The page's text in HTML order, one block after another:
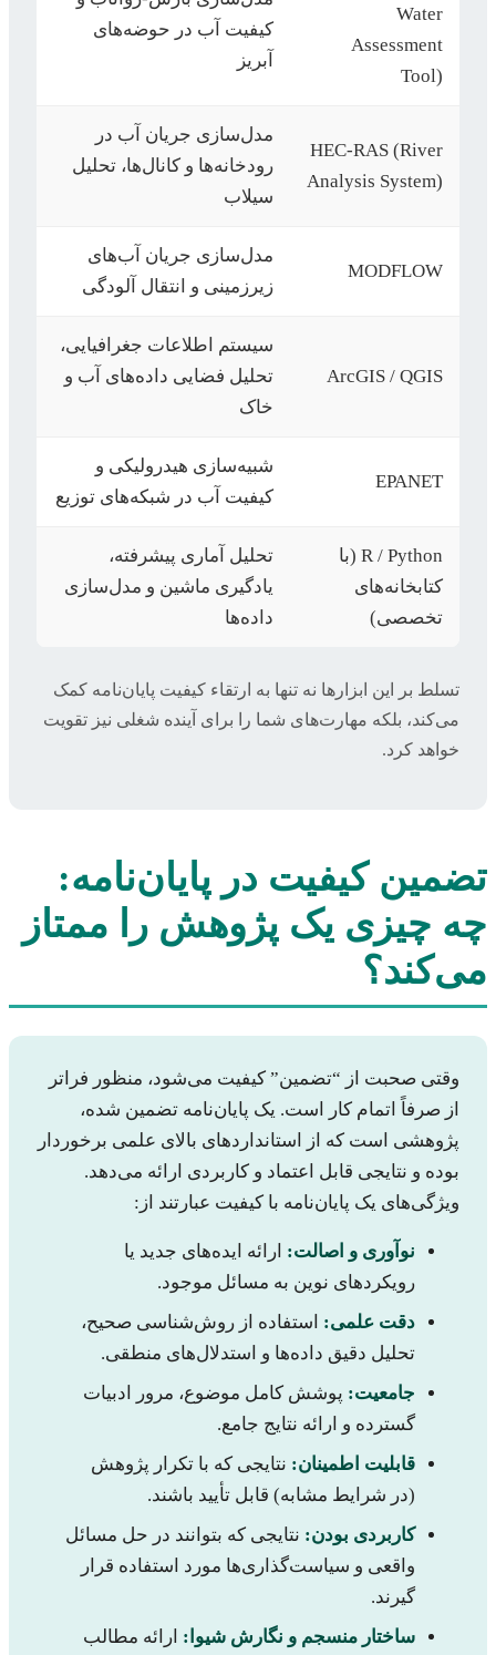
Water
Assessment
Tool)
کیفیت آب در حوضه‌های
آبریز
HEC-RAS (River
Analysis System)
مدل‌سازی جریان آب در
رودخانه‌ها و کانال‌ها، تحلیل
سیلاب
MODFLOW
مدل‌سازی جریان آب‌های
زیرزمینی و انتقال آلودگی
ArcGIS / QGIS
سیستم اطلاعات جغرافیایی،
تحلیل فضایی داده‌های آب و
خاک
EPANET
شبیه‌سازی هیدرولیکی و
کیفیت آب در شبکه‌های توزیع
R / Python (با
کتابخانه‌های
تخصصی)
تحلیل آماری پیشرفته،
یادگیری ماشین و مدل‌سازی
داده‌ها
تسلط بر این ابزارها نه تنها به ارتقاء کیفیت پایان‌نامه کمک
می‌کند، بلکه مهارت‌های شما را برای آینده شغلی نیز تقویت
خواهد کرد.
تضمین کیفیت در پایان‌نامه:
چه چیزی یک پژوهش را ممتاز
می‌کند؟
وقتی صحبت از “تضمین” کیفیت می‌شود، منظور فراتر
از صرفاً اتمام کار است. یک پایان‌نامه تضمین شده،
پژوهشی است که از استانداردهای بالای علمی برخوردار
بوده و نتایجی قابل اعتماد و کاربردی ارائه می‌دهد.
ویژگی‌های یک پایان‌نامه با کیفیت عبارتند از:
نوآوری و اصالت: ارائه ایده‌های جدید یا
رویکردهای نوین به مسائل موجود.
دقت علمی: استفاده از روش‌شناسی صحیح،
تحلیل دقیق داده‌ها و استدلال‌های منطقی.
جامعیت: پوشش کامل موضوع، مرور ادبیات
گسترده و ارائه نتایج جامع.
قابلیت اطمینان: نتایجی که با تکرار پژوهش
(در شرایط مشابه) قابل تأیید باشند.
کاربردی بودن: نتایجی که بتوانند در حل مسائل
واقعی و سیاست‌گذاری‌ها مورد استفاده قرار
گیرند.
ساختار منسجم و نگارش شیوا: ارائه مطالب